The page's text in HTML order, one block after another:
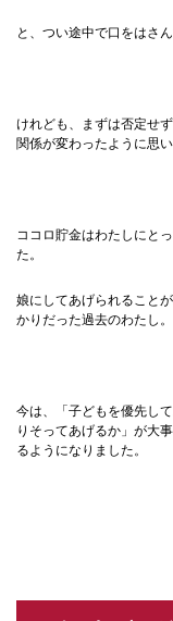
と、つい途中で口をはさ
けれども、まずは否定せ
関係が変わったように思い
ココロ貯金はわたしにと
た。
娘にしてあげられること
かりだった過去のわたし。
今は、「子どもを優先し
りそってあげるか」が大
るようになりました。